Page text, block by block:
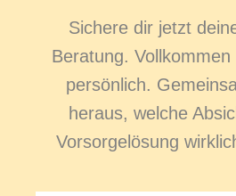
Sichere dir jetzt
Beratung.
persönlich.
heraus, welche
Vorsorgelösung